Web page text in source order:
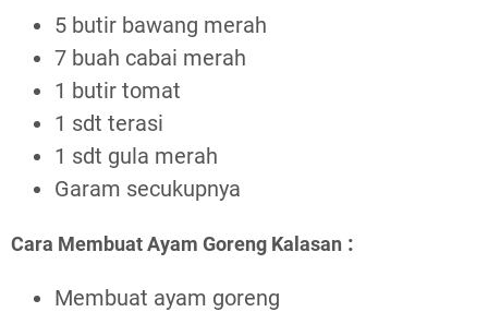
5 butir bawang merah
7 buah cabai merah
1 butir tomat
1 sdt terasi
1 sdt gula merah
Garam secukupnya
Cara Membuat Ayam Goreng Kalasan :
Membuat ayam goreng